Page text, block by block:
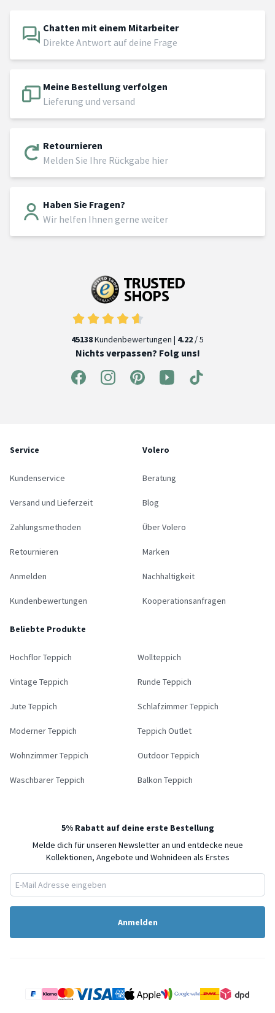
Chatten mit einem Mitarbeiter
Direkte Antwort auf deine Frage
Meine Bestellung verfolgen
Lieferung und versand
Retournieren
Melden Sie Ihre Rückgabe hier
Haben Sie Fragen?
Wir helfen Ihnen gerne weiter
45138Kundenbewertungen | 4.22 / 5
Nichts verpassen? Folg uns!
Service
Kundenservice
Versand und Lieferzeit
Zahlungsmethoden
Retournieren
Anmelden
Kundenbewertungen
Volero
Beratung
Blog
Über Volero
Marken
Nachhaltigkeit
Kooperationsanfragen
Beliebte Produkte
Hochflor Teppich Wollteppich
Vintage Teppich Runde Teppich
Jute Teppich Schlafzimmer Teppich
Moderner Teppich Teppich Outlet
Wohnzimmer Teppich Outdoor Teppich
Waschbarer Teppich Balkon Teppich
5% Rabatt auf deine erste Bestellung
Melde dich für unseren Newsletter an und entdecke neue
Kollektionen, Angebote und Wohnideen als Erstes
Anmelden